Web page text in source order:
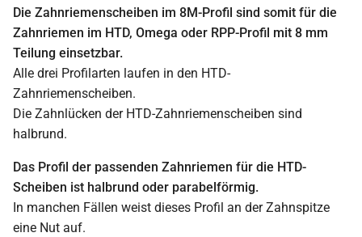
Die Zahnriemenscheiben im 8M-Profil sind somit für die
Zahnriemen im HTD, Omega oder RPP-Profil mit 8 mm
Teilung einsetzbar.
Alle drei Profilarten laufen in den HTD-
Zahnriemenscheiben.
Die Zahnlücken der HTD-Zahnriemenscheiben sind
halbrund.
Das Profil der passenden Zahnriemen für die HTD-
Scheiben ist halbrund oder parabelförmig.
In manchen Fällen weist dieses Profil an der Zahnspitze
eine Nut auf.